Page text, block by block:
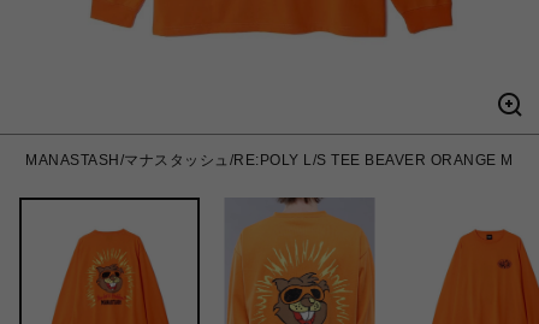
MANASTASH/マナスタッシュ/RE:POLY L/S TEE BEAVER ORANGE M